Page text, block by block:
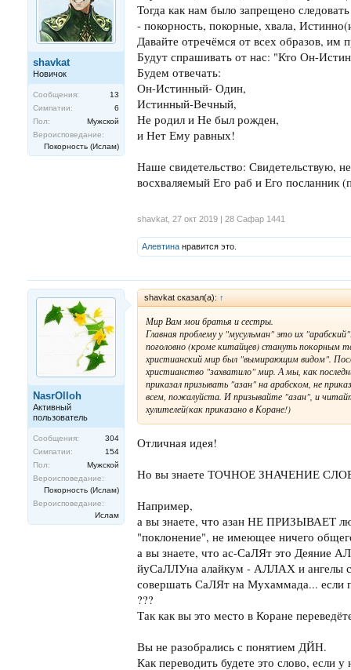
shavkat
Новичок
Сообщения:
13
Симпатии:
6
Пол:
Мужской
Вероисповедание:
Покорность (Ислам)
Тогда как нам было запрещено
- покорность, покорные, хвала,
Давайте отречёмся от всех образов,
Будут спрашивать от нас: "Кто Он-
Будем отвечать:
Он-Истинный- Один,
Истинный-Вечный,
Не родил и Не был рожден,
и Нет Ему равных!
Наше свидетельство: Свидетельствую,
восхваляемый Его раб и Его посланник
shavkat 27 окт 2019 | 28 Сафар 1441
Алевтина нравится это.
NasrOlloh
Активный
пользователь
Сообщения:
304
Симпатии:
154
Пол:
Мужской
Вероисповедание:
Покорность (Ислам)
Вероисповедание:
Ислам
shavkat сказал(а): ↑
Мир Вам мои братья и сестры.
Главная проблему у "мусульман" это их
поголовно (кроме китайцев) стануть покорным
христианский мир был "вымирающим видом".
христианство "захватило" мир. А мы, как
приказал призывать "азан" на арабском, не
всем, пожалуйста. И призывайте "азан", и
хулителей(как приказано в Коране!)
Отличная идея!
Но вы знаете ТОЧНОЕ ЗНАЧЕНИЕ
Например,
а вы знаете, что азан НЕ ПРИЗЫВАЕТ
"поклонение", не имеющее ничего
а вы знаете, что ас-СаЛЯт это Деяние
йуСаЛЛУна алайкум - АЛЛАХ и ангелы
совершать СаЛЯт на Мухаммада... если
???
Так как вы это место в Коране
Вы не разобрались с понятием ДЙН.
Как переводить будете это слово, если